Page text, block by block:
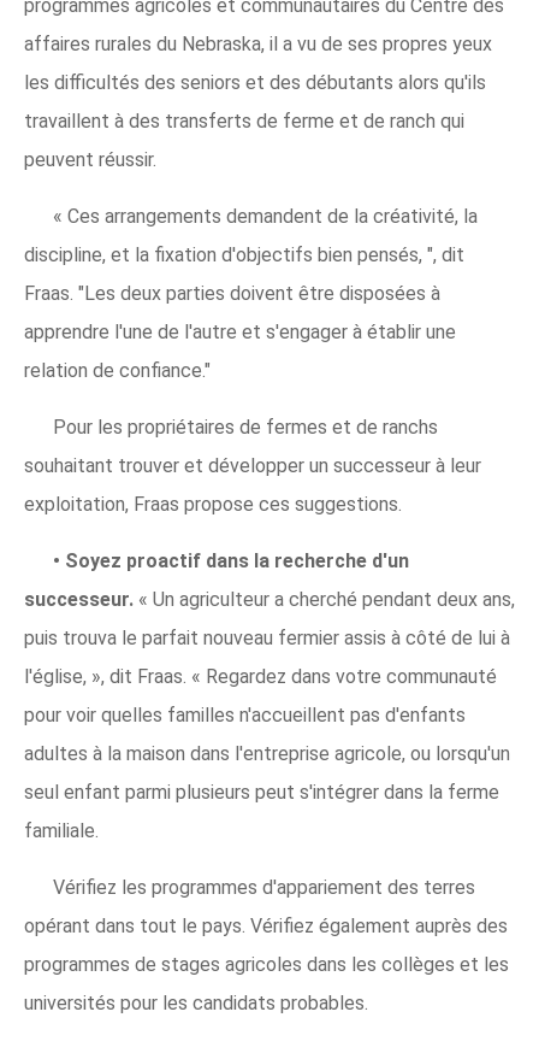
programmes agricoles et communautaires du Centre des
affaires rurales du Nebraska, il a vu de ses propres yeux
les difficultés des seniors et des débutants alors qu'ils
travaillent à des transferts de ferme et de ranch qui
peuvent réussir.
« Ces arrangements demandent de la créativité, la
discipline, et la fixation d'objectifs bien pensés, ", dit
Fraas. "Les deux parties doivent être disposées à
apprendre l'une de l'autre et s'engager à établir une
relation de confiance."
Pour les propriétaires de fermes et de ranchs
souhaitant trouver et développer un successeur à leur
exploitation, Fraas propose ces suggestions.
• Soyez proactif dans la recherche d'un
successeur. « Un agriculteur a cherché pendant deux ans,
puis trouva le parfait nouveau fermier assis à côté de lui à
l'église, », dit Fraas. « Regardez dans votre communauté
pour voir quelles familles n'accueillent pas d'enfants
adultes à la maison dans l'entreprise agricole, ou lorsqu'un
seul enfant parmi plusieurs peut s'intégrer dans la ferme
familiale.
Vérifiez les programmes d'appariement des terres
opérant dans tout le pays. Vérifiez également auprès des
programmes de stages agricoles dans les collèges et les
universités pour les candidats probables.